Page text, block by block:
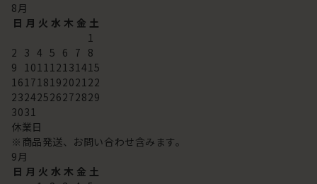
8月
日 月 火 水 木 金 土
1
2 3 4 5 6 7 8
9 101112131415
16171819202122
23242526272829
3031
休業日
※商品発送、お問い合わせ含みます。
9月
日 月 火 水 木 金 土